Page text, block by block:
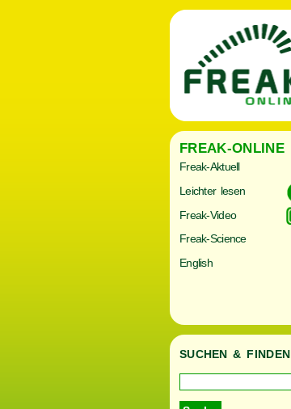
FREAK-ONLINE
Freak-Aktuell
Leichter lesen
Freak-Video
Freak-Science
English
SUCHEN & FINDEN